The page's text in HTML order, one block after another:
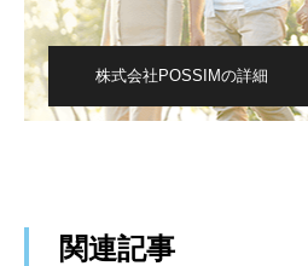
株式会社POSSIMの詳細
関連記事